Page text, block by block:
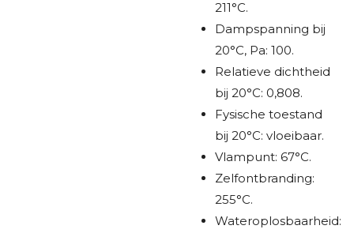
211°C.
Dampspanning bij
20°C, Pa: 100.
Relatieve dichtheid
bij 20°C: 0,808.
Fysische toestand
bij 20°C: vloeibaar.
Vlampunt: 67°C.
Zelfontbranding:
255°C.
Wateroplosbaarheid: